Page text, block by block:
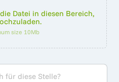
Datei in diesen Bereich,
size 10Mb